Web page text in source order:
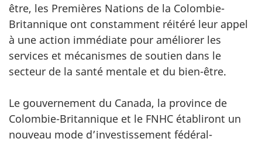
être, les Premières Nations de la Colombie-
Britannique ont constamment réitéré leur appel
à une action immédiate pour améliorer les
services et mécanismes de soutien dans le
secteur de la santé mentale et du bien-être.
Le gouvernement du Canada, la province de
Colombie-Britannique et le FNHC établiront un
nouveau mode d’investissement fédéral-